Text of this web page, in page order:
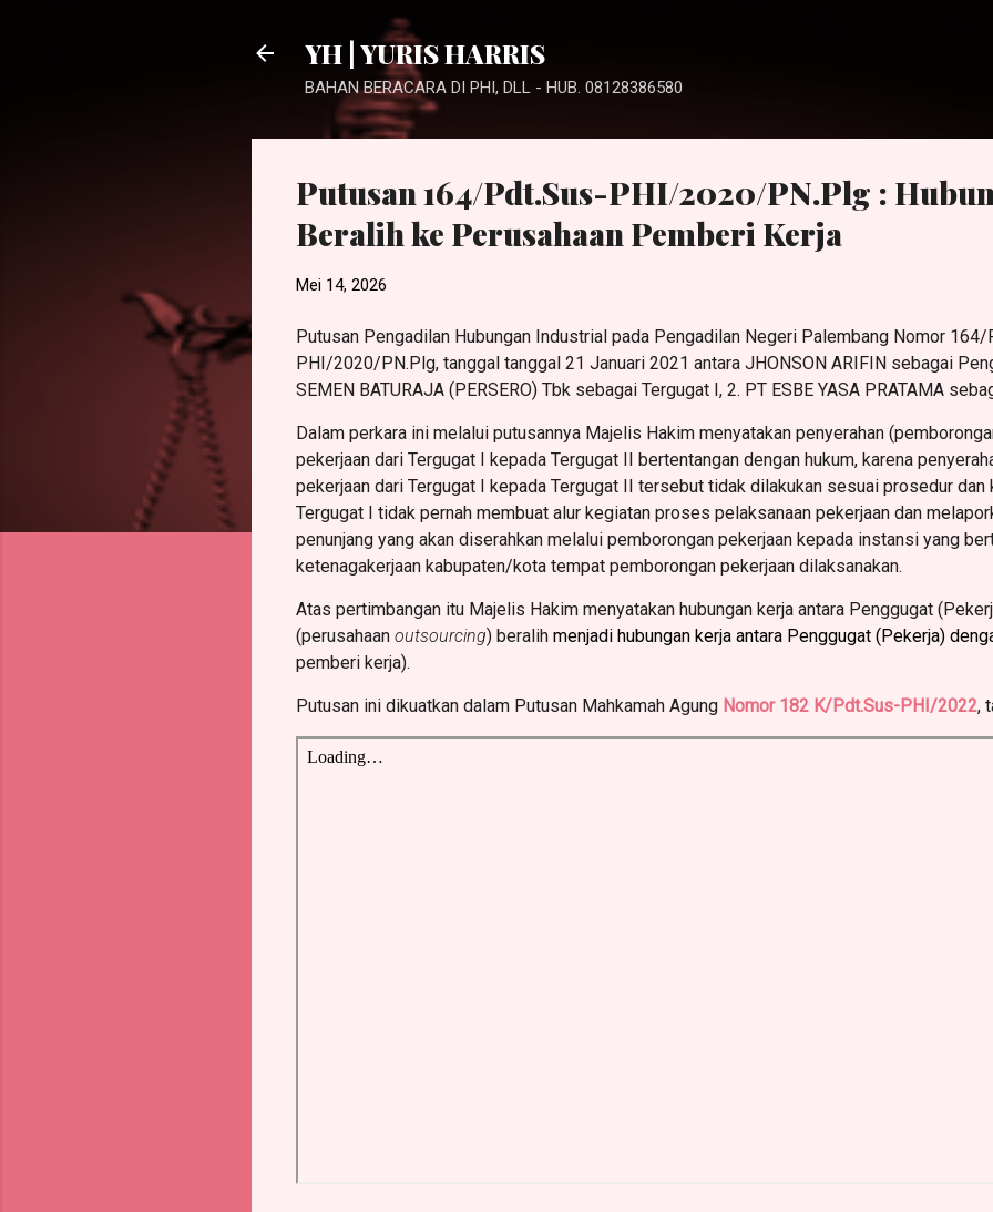
YH | YURIS HARRIS
BAHAN BERACARA DI PHI, DLL - HUB. 08128386580
Putusan 164/Pdt.Sus-PHI/2020/PN.Plg :
Beralih ke Perusahaan Pemberi Kerja
Mei 14, 2026
Putusan Pengadilan Hubungan Industrial pada Pengadilan Negeri Palembang Nomor
PHI/2020/PN.Plg, tanggal tanggal 21 Januari 2021 antara JHONSON ARIFIN sebagai
SEMEN BATURAJA (PERSERO) Tbk sebagai Tergugat I, 2. PT ESBE YASA PRATAMA
Dalam perkara ini melalui putusannya Majelis Hakim menyatakan penyerahan
pekerjaan dari Tergugat I kepada Tergugat II bertentangan dengan hukum, karena
pekerjaan dari Tergugat I kepada Tergugat II tersebut tidak dilakukan sesuai prosedur dan
Tergugat I tidak pernah membuat alur kegiatan proses pelaksanaan pekerjaan dan
penunjang yang akan diserahkan melalui pemborongan pekerjaan kepada instansi yang
ketenagakerjaan kabupaten/kota tempat pemborongan pekerjaan dilaksanakan.
Atas pertimbangan itu Majelis Hakim menyatakan hubungan kerja antara Penggugat
(perusahaan outsourcing) beralih menjadi hubungan kerja antara Penggugat (Pekerja)
pemberi kerja).
Putusan ini dikuatkan dalam Putusan Mahkamah Agung Nomor 182 K/Pdt.Sus-PHI/2022,